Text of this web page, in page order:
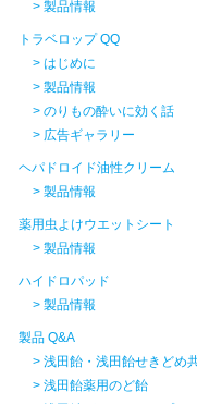
> 製品情報
トラベロップ QQ
> はじめに
> 製品情報
> のりもの酔いに効く話
> 広告ギャラリー
ヘパドロイド油性クリーム
> 製品情報
薬用虫よけウエットシート
> 製品情報
ハイドロパッド
> 製品情報
製品 Q&A
> 浅田飴・浅田飴せきどめ
> 浅田飴薬用のど飴